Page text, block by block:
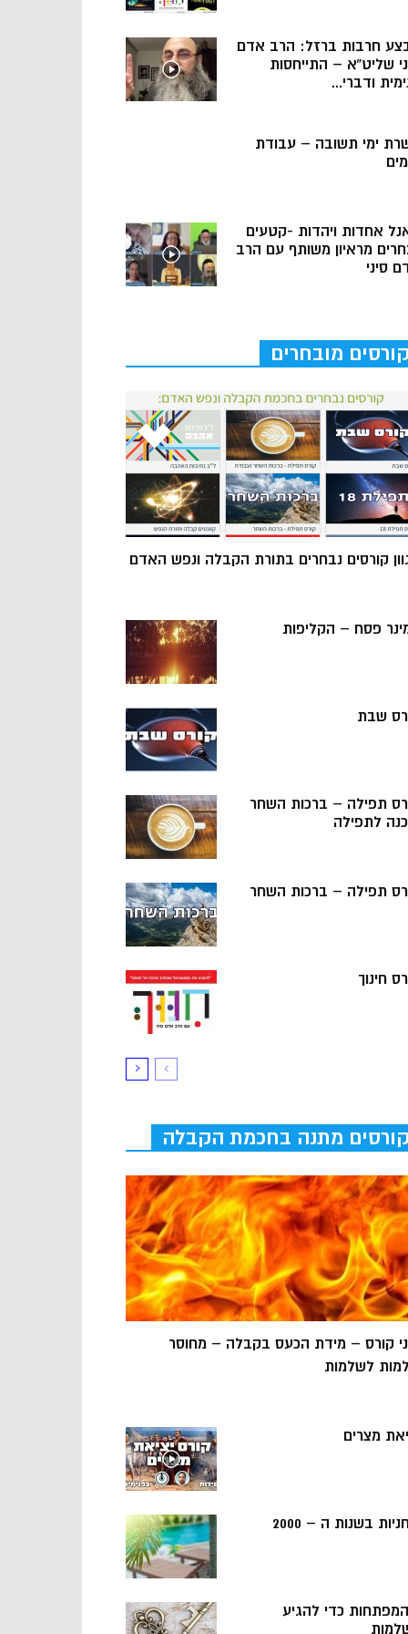
חרבות ברזל: הרב אדם
שליט”א – התייחסות
ודברי...
ימי תשובה – עבודת
אחדות ויהדות -קטעים
מראיון משותף עם הרב
סיני
קורסים מובחרים
קורסים נבחרים בתורת הקבלה ונפש האדם
פסח – הקליפות
שבת
תפילה – ברכות השחר
לתפילה
תפילה – ברכות השחר
חינוך
קורסים מתנה בחכמת הקבלה
קורס – מידת הכעס בקבלה – מחוסר
לשלמות
מצרים
בשנות ה – 2000
5 המפתחות כדי להגיע